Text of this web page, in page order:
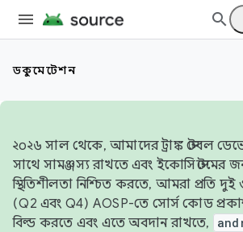
ডকুমেন্টেশন
২০২৬ সাল থেকে, আমাদের ট্রাঙ্ক স্টেবল
সাথে সামঞ্জস্য রাখতে এবং ইকোসিস্টেমের
স্থিতিশীলতা নিশ্চিত করতে, আমরা প্রতি দুই
(Q2 এবং Q4) AOSP-তে সোর্স কোড
বিল্ড করতে এবং এতে অবদান রাখতে,